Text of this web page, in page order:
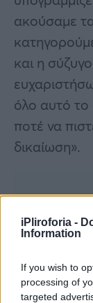
iPliroforia -
Information
If you wish to
processing of
targeted
ακούσαμε
και η
όλο αυτό το
ποτέ να
δικαίωση».